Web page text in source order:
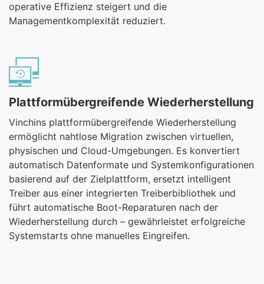
operative Effizienz steigert und die
Managementkomplexität reduziert.
Plattformübergreifende Wiederherstellung
Vinchins plattformübergreifende Wiederherstellung
ermöglicht nahtlose Migration zwischen virtuellen,
physischen und Cloud-Umgebungen. Es konvertiert
automatisch Datenformate und Systemkonfigurationen
basierend auf der Zielplattform, ersetzt intelligent
Treiber aus einer integrierten Treiberbibliothek und
führt automatische Boot-Reparaturen nach der
Wiederherstellung durch – gewährleistet erfolgreiche
Systemstarts ohne manuelles Eingreifen.